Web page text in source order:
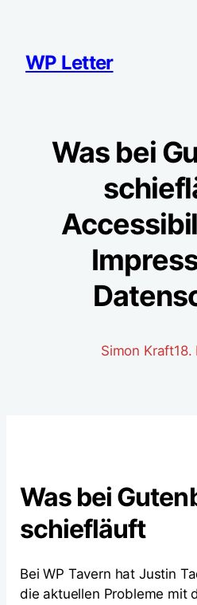
springen
WP Letter
Was bei
Simon Kraft18.
Was bei
schiefläuft
Bei WP Tavern hat Justin
die aktuellen Probleme mit